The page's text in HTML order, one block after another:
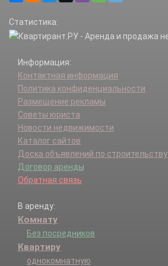
Ручей тер.
Станиславль д.
Черепово д.
Шалово х.
Яковлево д.
Статистика:
Информация:
Контактная информация
Политика конфиденциальности
Размещение рекламы
Советы юриста
Новости недвижимости
Каталог сайтов
Доска объявлений по строительству
Договор аренды
Обратная связь
В аренду:
Комнату
Без посредников
Квартиру
однокомнатную